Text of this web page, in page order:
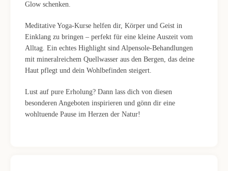
Glow schenken.
Meditative Yoga-Kurse helfen dir, Körper und Geist in
Einklang zu bringen – perfekt für eine kleine Auszeit vom
Alltag. Ein echtes Highlight sind Alpensole-Behandlungen
mit mineralreichem Quellwasser aus den Bergen, das deine
Haut pflegt und dein Wohlbefinden steigert.
Lust auf pure Erholung? Dann lass dich von diesen
besonderen Angeboten inspirieren und gönn dir eine
wohltuende Pause im Herzen der Natur!